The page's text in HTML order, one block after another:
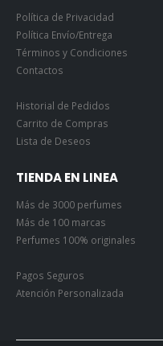
Política de Privacidad
Política Envío/Entrega
Términos y Condiciones
Contactos
Historial de Pedidos
Carrito de Compras
Lista de Deseos
TIENDA EN LINEA
Más de 3000 perfumes
Más de 100 marcas
Perfumes 100% originales
Pagos Seguros
Atención Personalizada